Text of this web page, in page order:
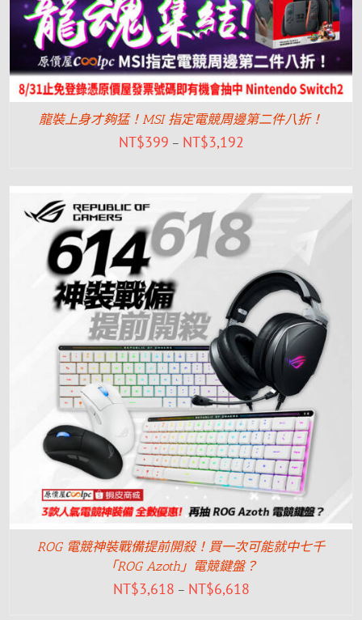
龍裝上身才夠猛！MSI 指定電競周邊第二件八折！
NT$399 – NT$3,192
ROG 電競神裝戰備提前開殺！買一次可能就中七千
「ROG Azoth」電競鍵盤？
NT$3,618 – NT$6,618